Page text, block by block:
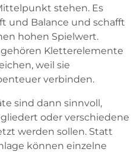
stehen. Es
und Balance und schafft
hohen Spielwert.
Kletterelemente
weil sie
verbinden.
sind dann sinnvoll,
oder verschiedene
werden sollen. Statt
können einzelne